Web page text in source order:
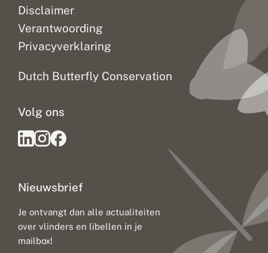
Disclaimer
Verantwoording
Privacyverklaring
Dutch Butterfly Conservation
Nieuwsbrief
Je ontvangt dan alle actualiteiten
over vlinders en libellen in je
mailbox!
Volg ons